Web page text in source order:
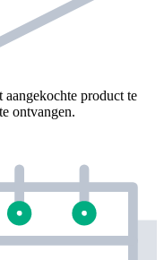
product te
ontvangen.